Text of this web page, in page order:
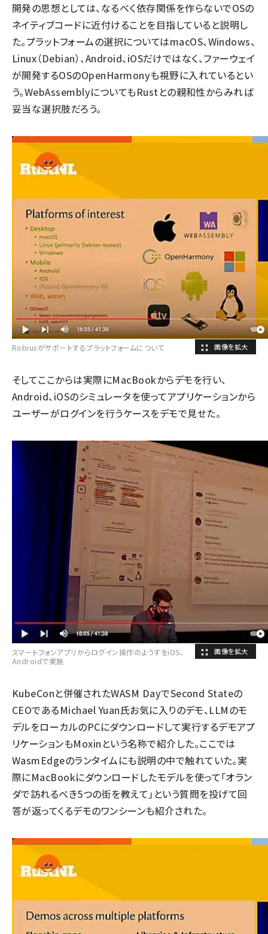
開発の思想としては、なるべく依存関係を作らないでOSの
ネイティブコードに近付けることを目指していると説明し
た。プラットフォームの選択についてはmacOS、Windows、
Linux（Debian）、Android、iOSだけではなく、ファーウェイ
が開発するOSのOpenHarmonyも視野に入れているとい
う。WebAssemblyについてもRustとの親和性からみれば
妥当な選択肢だろう。
Robiusがサポートするプラットフォームについて
そしてここからは実際にMacBookからデモを行い、
Android、iOSのシミュレータを使ってアプリケーションから
ユーザーがログインを行うケースをデモで見せた。
スマートフォンアプリからログイン操作のようすをiOS、
Androidで実施
KubeConと併催されたWASM DayでSecond Stateの
CEOであるMichael Yuan氏お気に入りのデモ、LLMのモ
デルをローカルのPCにダウンロードして実行するデモアプ
リケーションもMoxinという名称で紹介した。ここでは
WasmEdgeのランタイムにも説明の中で触れていた。実
際にMacBookにダウンロードしたモデルを使って「オラン
ダで訪れるべき5つの街を教えて」という質問を投げて回
答が返ってくるデモのワンシーンも紹介された。